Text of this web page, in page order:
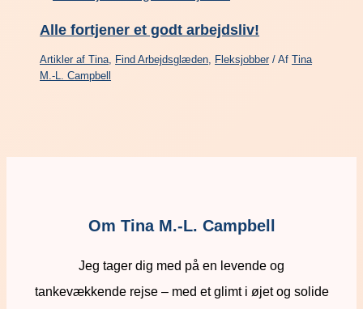
Alle fortjener et godt arbejdsliv!
Artikler af Tina Find Arbejdsglæden Fleksjobber/ AfTina
M.-L. Campbell
Om Tina M.-L. Campbell
Jeg tager dig med på en levende og
tankevækkende rejse – med et glimt i øjet og solide